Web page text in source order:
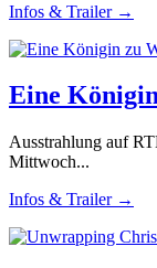
Infos & Trailer →
Eine
Ausstrahlung auf
Mittwoch...
Infos & Trailer →